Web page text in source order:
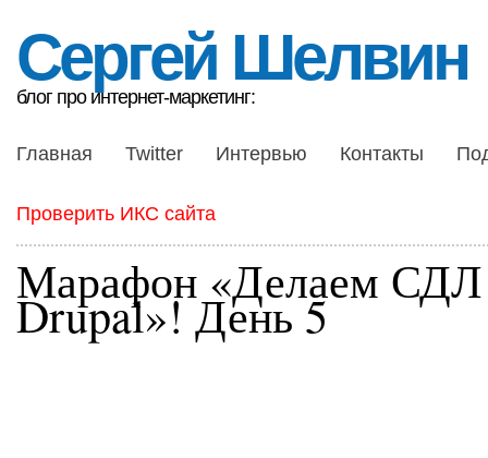
Сергей Шелвин
блог про интернет-маркетинг:
Главная Twitter Интервью Контакты
Проверить ИКС сайта
Марафон «Делаем СДЛ
Drupal»! День 5